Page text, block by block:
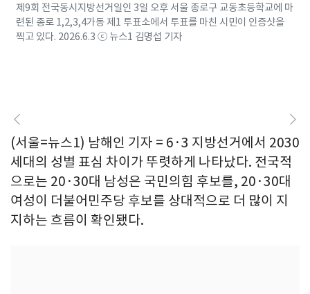
제9회 전국동시지방선거일인 3일 오후 서울 종로구 교동초등학교에 마
련된 종로 1,2,3,4가동 제1 투표소에서 투표를 마친 시민이 인증샷을
찍고 있다. 2026.6.3 ⓒ 뉴스1 김명섭 기자
(서울=뉴스1) 남해인 기자 = 6·3 지방선거에서 2030
세대의 성별 표심 차이가 뚜렷하게 나타났다. 전국적
으로는 20·30대 남성은 국민의힘 후보를, 20·30대
여성이 더불어민주당 후보를 상대적으로 더 많이 지
지하는 흐름이 확인됐다.